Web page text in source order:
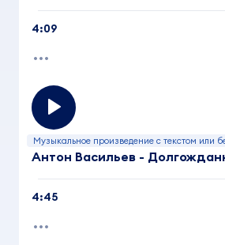
4:09
Музыкальное произведение с текстом или
Антон Васильев -
4:45